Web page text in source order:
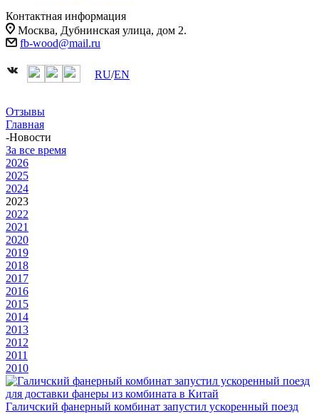
Контактная информация
Москва, Дубнинская улица, дом 2.
fb-wood@mail.ru
RU/EN
Отзывы
Главная
-Новости
За все время
2026
2025
2024
2023
2022
2021
2020
2019
2018
2017
2016
2015
2014
2013
2012
2011
2010
Галичский фанерный комбинат запустил ускоренный поезд